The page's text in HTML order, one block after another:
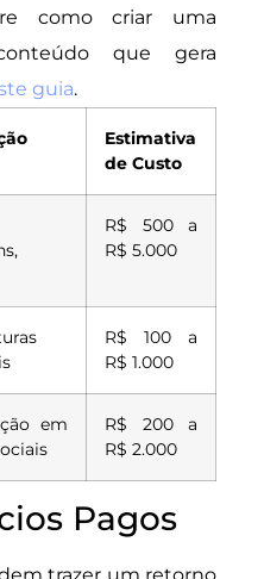
como criar uma
que gera
guia.
Estimativa
de Custo
R$ 500 a
R$ 5.000
R$ 100 a
R$ 1.000
em
R$ 200 a
R$ 2.000
Pagos